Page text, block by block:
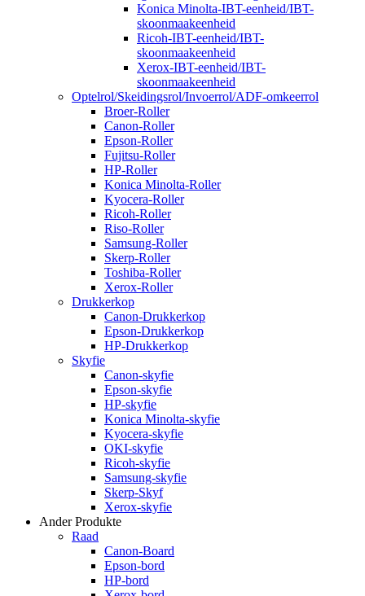
Konica Minolta-IBT-eenheid/IBT-
skoonmaakeenheid
Ricoh-IBT-eenheid/IBT-
skoonmaakeenheid
Xerox-IBT-eenheid/IBT-
skoonmaakeenheid
Optelrol/Skeidingsrol/Invoerrol/ADF-omkeerrol
Broer-Roller
Canon-Roller
Epson-Roller
Fujitsu-Roller
HP-Roller
Konica Minolta-Roller
Kyocera-Roller
Ricoh-Roller
Riso-Roller
Samsung-Roller
Skerp-Roller
Toshiba-Roller
Xerox-Roller
Drukkerkop
Canon-Drukkerkop
Epson-Drukkerkop
HP-Drukkerkop
Skyfie
Canon-skyfie
Epson-skyfie
HP-skyfie
Konica Minolta-skyfie
Kyocera-skyfie
OKI-skyfie
Ricoh-skyfie
Samsung-skyfie
Skerp-Skyf
Xerox-skyfie
Ander Produkte
Raad
Canon-Board
Epson-bord
HP-bord